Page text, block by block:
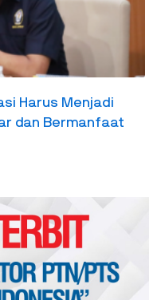
Harus Menjadi
dan Bermanfaat